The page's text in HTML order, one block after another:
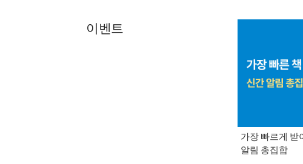
이벤트
가장 빠르게 받
알림 총집합